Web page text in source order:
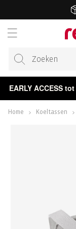
EARLY ACCESS
Home Koeltassen